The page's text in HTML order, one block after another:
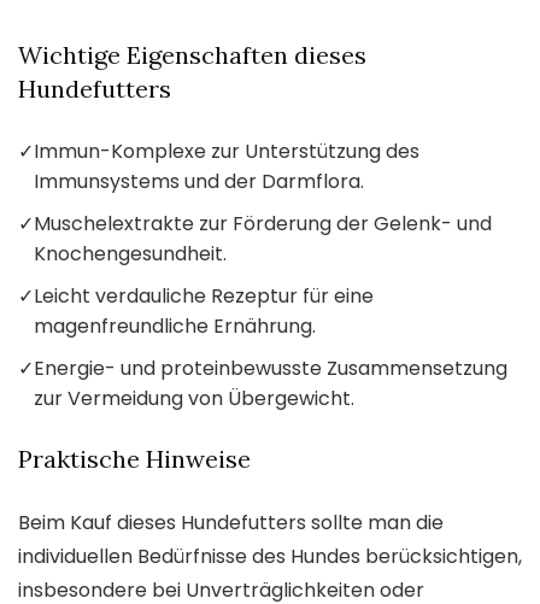
Wichtige Eigenschaften dieses
Hundefutters
✓Immun-Komplexe zur Unterstützung des
Immunsystems und der Darmflora.
✓Muschelextrakte zur Förderung der Gelenk- und
Knochengesundheit.
✓Leicht verdauliche Rezeptur für eine
magenfreundliche Ernährung.
✓Energie- und proteinbewusste Zusammensetzung
zur Vermeidung von Übergewicht.
Praktische Hinweise
Beim Kauf dieses Hundefutters sollte man die
individuellen Bedürfnisse des Hundes berücksichtigen,
insbesondere bei Unverträglichkeiten oder